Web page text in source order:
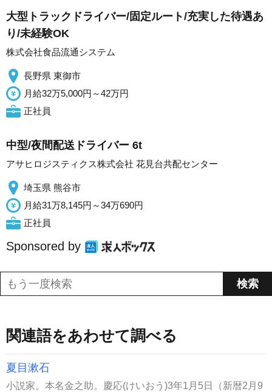
大型トラックドライバー/固定ルート/充実した待遇あ
り/未経験OK
株式会社食品流通システム
長野県 東御市
月給32万5,000円～42万円
正社員
中型/夜間配送ドライバー 6t
アサヒロジスティクス株式会社 花見台共配センター
埼玉県 熊谷市
月給31万8,145円～34万690円
正社員
Sponsored by
関連語をあわせて調べる
夏目漱石
小説家。本名金之助。慶応(けいおう)3年1月5日（新暦2月9